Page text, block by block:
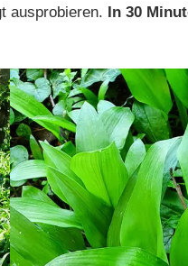
ausprobieren. In 30